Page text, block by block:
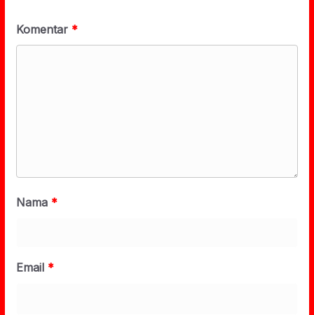
Komentar *
Nama *
Email *